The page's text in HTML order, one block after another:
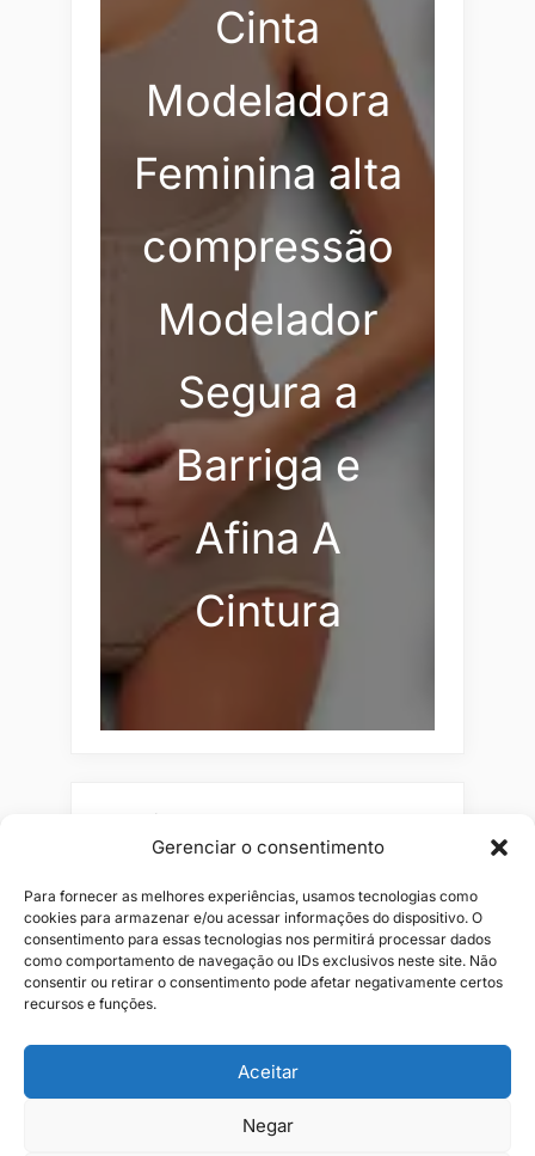
Gerenciar o consentimento
Para fornecer as melhores experiências, usamos tecnologias como
cookies para armazenar e/ou acessar informações do dispositivo. O
consentimento para essas tecnologias nos permitirá processar dados
como comportamento de navegação ou IDs exclusivos neste site. Não
consentir ou retirar o consentimento pode afetar negativamente certos
recursos e funções.
Aceitar
Negar
Cinta
Modeladora
Feminina alta
compressão
Modelador
Segura a
Barriga e
Afina A
Cintura
Pesquisar
Combos